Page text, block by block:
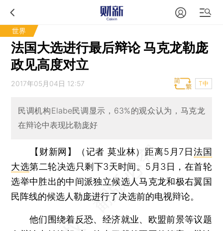
世界
法国大选进行最后辩论 马克龙勒庞
政见高度对立
2017年05月04日 12:57 T中
民调机构Elabe民调显示，63%的观众认为，马克龙
在辩论中表现比勒庞好
【财新网】（记者 莫业林） 距离5月7日法国
大选第二轮决选只剩下3天时间。5月3日，在首轮
选举中胜出的中间派独立候选人马克龙和极右翼国
民阵线的候选人勒庞进行了决选前的电视辩论。
他们围绕着反恐、经济就业、欧盟前景等议题